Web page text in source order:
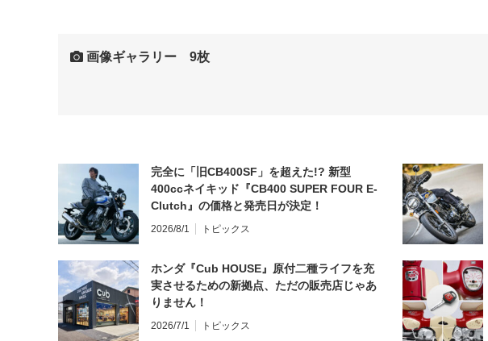
画像ギャラリー 9枚
完全に「旧CB400SF」を超えた!? 新型
400ccネイキッド『CB400 SUPER FOUR E-
Clutch』の価格と発売日が決定！
2026/8/1 トピックス
ホンダ『Cub HOUSE』原付二種ライフを充
実させるための新拠点、ただの販売店じゃあ
りません！
2026/7/1 トピックス